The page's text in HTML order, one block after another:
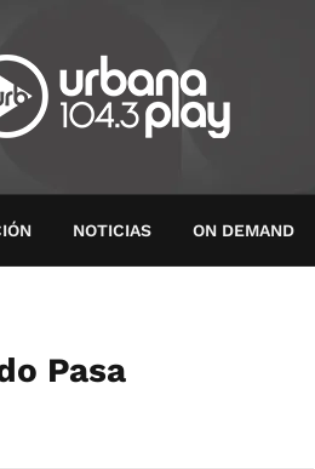
NOTICIAS ON DEMAND
Pasa